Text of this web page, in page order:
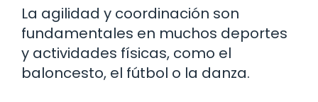
La agilidad y coordinación son
fundamentales en muchos deportes
y actividades físicas, como el
baloncesto, el fútbol o la danza.